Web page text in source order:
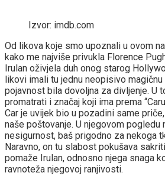
Izvor: imdb.com
Od likova koje smo upoznali u ovom
kako me najviše privukla Florence
Irulan oživjela duh onog starog
likovi imali tu jednu neopisivo
pojavnost bila dovoljna za divljenje. U
promatrati i značaj koji ima prema
Car je uvijek bio u pozadini same
naše poštovanje. U njegovom
nesigurnost, baš prigodno za nekoga
Naravno, on tu slabost pokušava
pomaže Irulan, odnosno njega snaga
ravnoteža njegovoj ranjivosti.